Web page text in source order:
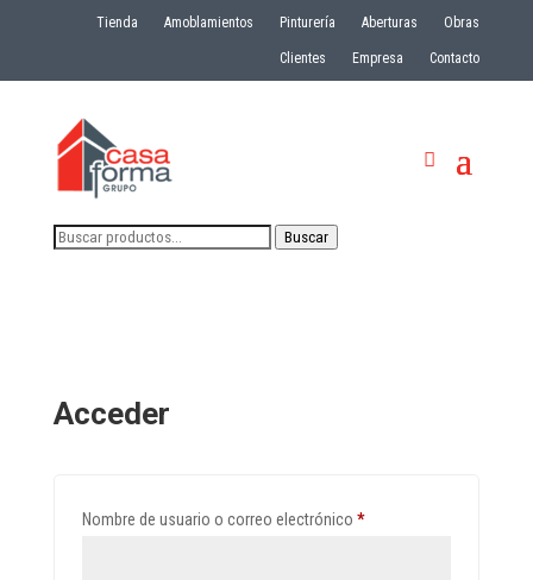
Tienda Amoblamientos Pinturería Aberturas Obras
Clientes Empresa Contacto
Buscar
Buscar
Acceder
Nombre de usuario o correo electrónico *Obligatorio